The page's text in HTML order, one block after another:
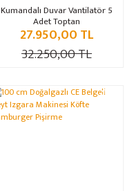
Kumandalı Duvar Vantilatör 5
Adet Toptan
27.950,00 TL
32.250,00 TL
%15